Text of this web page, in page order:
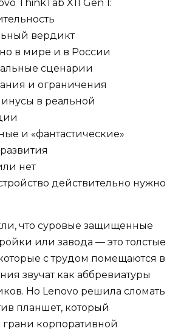
ThinkTab X11 Gen 1:
вердикт
в мире и в России
сценарии
и ограничения
в реальной
и «фантастические»
нет
действительно нужно
что суровые защищенные
или завода — это толстые
с трудом помещаются в
звучат как аббревиатуры
Но Lenovo решила сломать
планшет, который
грани корпоративной